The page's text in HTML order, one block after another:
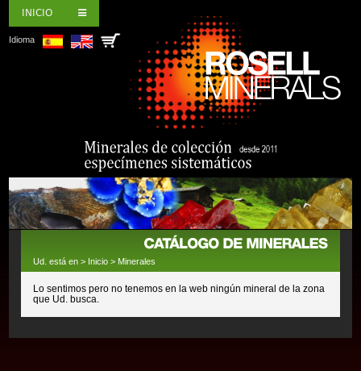
INICIO
Idioma
Ud. está en > Inicio > Minerales
Lo sentimos pero no tenemos en la web ningún mineral de la zona
que Ud. busca.